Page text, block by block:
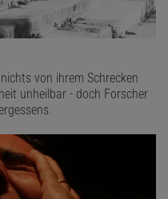
von ihrem Schrecken
unheilbar - doch Forscher